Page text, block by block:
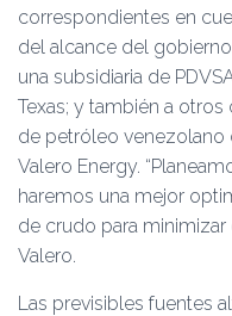
correspondientes en
del alcance del
una subsidiaria de
Texas; y también a
de petróleo venezolano
Valero Energy.
haremos una mejor
de crudo para
Valero.
Las previsibles fuentes